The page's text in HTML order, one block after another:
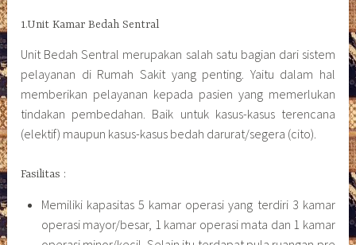
1.Unit Kamar Bedah Sentral
Unit Bedah Sentral merupakan salah satu bagian dari sistem
pelayanan di Rumah Sakit yang penting. Yaitu dalam hal
memberikan pelayanan kepada pasien yang memerlukan
tindakan pembedahan. Baik untuk kasus-kasus terencana
(elektif) maupun kasus-kasus bedah darurat/segera (cito).
Fasilitas :
Memiliki kapasitas 5 kamar operasi yang terdiri 3 kamar
operasi mayor/besar, 1 kamar operasi mata dan 1 kamar